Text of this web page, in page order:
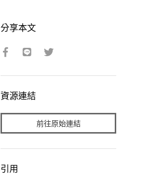
分享本文
資源連結
前往原始連結
引用